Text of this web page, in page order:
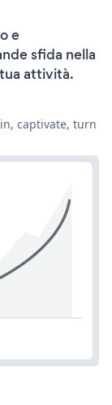
e
sfida nella
attività.
captivate, turn